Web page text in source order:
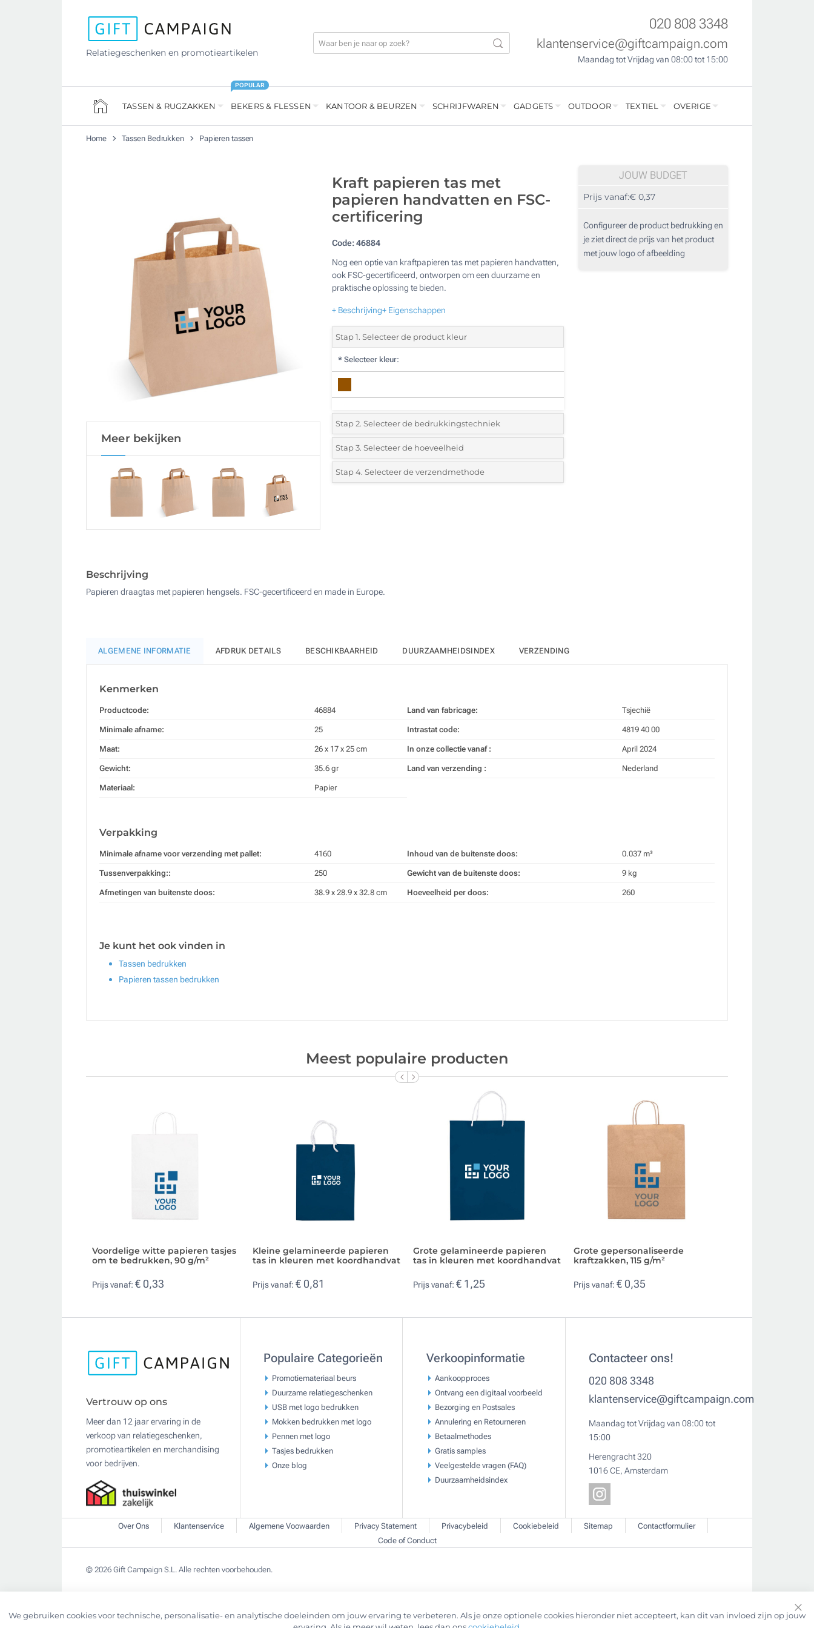
Relatiegeschenken en promotieartikelen
020 808 3348
klantenservice@giftcampaign.com
Maandag tot Vrijdag van 08:00 tot 15:00
TASSEN & RUGZAKKEN BEKERS & FLESSEN
POPULAR
KANTOOR & BEURZEN SCHRIJFWAREN GADGETS OUTDOOR TEXTIEL OVERIGE
Home Tassen Bedrukken Papieren tassen
Meer bekijken
Kraft papieren tas met
papieren handvatten en FSC-
certificering
Code:46884
Nog een optie van kraftpapieren tas met papieren handvatten,
ook FSC-gecertificeerd, ontworpen om een duurzame en
praktische oplossing te bieden.
+ Beschrijving+ Eigenschappen
Stap 1. Selecteer de product kleur
* Selecteer kleur:
Stap 2. Selecteer de bedrukkingstechniek
*Selecteer de bedrukking en kleuren van het logo:
Digitale ECO-print (Aan een kant)
Stap 3. Selecteer de hoeveelheid
*Selecteer uit de lijst of voeg het gewenste aantal in
250
Stap 4. Selecteer de verzendmethode
JOUW BUDGET
Prijs vanaf:€ 0,37
Configureer de product bedrukking en
je ziet direct de prijs van het product
met jouw logo of afbeelding
Beschrijving
Papieren draagtas met papieren hengsels. FSC-gecertificeerd en made in Europe.
ALGEMENE INFORMATIE AFDRUK DETAILS BESCHIKBAARHEID DUURZAAMHEIDSINDEX VERZENDING
Kenmerken
Productcode: 46884
Minimale afname: 25
Maat: 26 x 17 x 25 cm
Gewicht: 35.6 gr
Materiaal: Papier
Land van fabricage: Tsjechië
Intrastat code: 4819 40 00
In onze collectie vanaf : April 2024
Land van verzending : Nederland
Verpakking
Minimale afname voor verzending met pallet: 4160
Tussenverpakking:: 250
Afmetingen van buitenste doos: 38.9 x 28.9 x 32.8 cm
Inhoud van de buitenste doos: 0.037 m³
Gewicht van de buitenste doos: 9 kg
Hoeveelheid per doos: 260
Je kunt het ook vinden in
Tassen bedrukken
Papieren tassen bedrukken
Meest populaire producten
Voordelige witte papieren tasjes
om te bedrukken, 90 g/m²
Prijs vanaf: € 0,33
Kleine gelamineerde papieren
tas in kleuren met koordhandvat
Prijs vanaf: € 0,81
Grote gelamineerde papieren
tas in kleuren met koordhandvat
Prijs vanaf: € 1,25
Grote gepersonaliseerde
kraftzakken, 115 g/m²
Prijs vanaf: € 0,35
Vertrouw op ons
Meer dan 12 jaar ervaring in de
verkoop van relatiegeschenken,
promotieartikelen en merchandising
voor bedrijven.
Populaire Categorieën
Promotiemateriaal beurs
Duurzame relatiegeschenken
USB met logo bedrukken
Mokken bedrukken met logo
Pennen met logo
Tasjes bedrukken
Onze blog
Verkoopinformatie
Aankoopproces
Ontvang een digitaal voorbeeld
Bezorging en Postsales
Annulering en Retourneren
Betaalmethodes
Gratis samples
Veelgestelde vragen (FAQ)
Duurzaamheidsindex
Contacteer ons!
020 808 3348
klantenservice@giftcampaign.com
Maandag tot Vrijdag van 08:00 tot
15:00
Herengracht 320
1016 CE, Amsterdam
Over Ons Klantenservice Algemene Voowaarden Privacy Statement Privacybeleid Cookiebeleid Sitemap
Contactformulier
Code of Conduct
© 2026 Gift Campaign S.L. Alle rechten voorbehouden.
We gebruiken cookies voor technische, personalisatie- en analytische doeleinden om jouw ervaring te verbeteren. Als je onze optionele cookies hieronder niet accepteert, kan dit van invloed zijn op jouw